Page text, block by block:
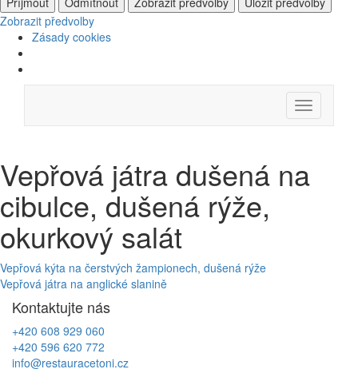
Zobrazit předvolby
Zásady cookies
content
Menu
Vepřová játra dušená na
cibulce, dušená rýže,
okurkový salát
Navigace
pro
příspěvek
Vepřová kýta na čerstvých žampionech, dušená rýže
Vepřová játra na anglické slanině
Kontaktujte nás
+420 608 929 060
+420 596 620 772
info@restauracetoni.cz